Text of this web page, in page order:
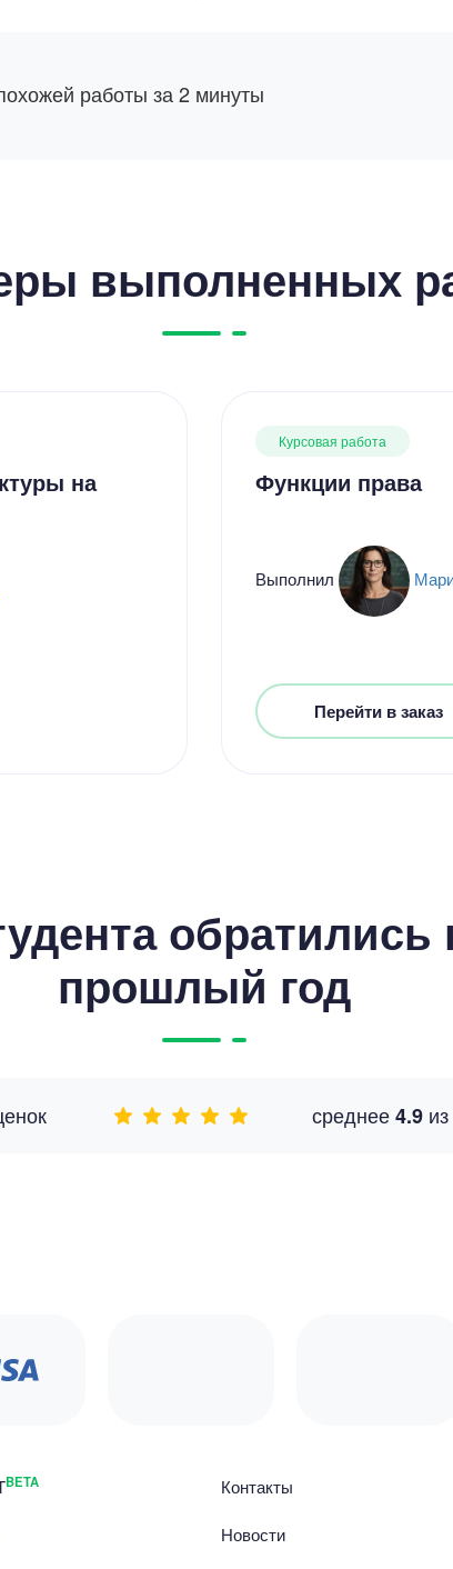
работы за 2 минуты
выполненных
на
Курсовая работа
Функции права
Выполнил
Перейти в заказ
обратились
прошлый год
среднее4.9 из
BETA Контакты
Новости